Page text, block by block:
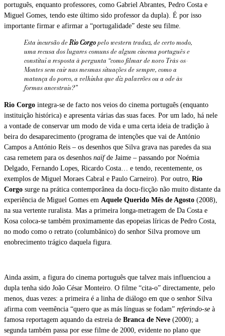
português, enquanto professores, como Gabriel Abrantes, Pedro Costa e
Miguel Gomes, tendo este último sido professor da dupla). É por isso
importante firmar e afirmar a “portugalidade” deste seu filme.
Esta incursão deRio Corgopelowesterntraduz, de certo modo,
uma recusa dos lugares-comuns de algum cinema português e
constitui a resposta à pergunta “como filmar de novo Trás-os-
Montes sem cair nas mesmas situações de sempre, como a
matança do porco, a velhinha que diz palavrões ou a ode às
formas ancestrais?”
Rio Corgo integra-se de facto nos veios do cinema português (enquanto
instituição histórica) e apresenta várias das suas faces. Por um lado, há nele
a vontade de conservar um modo de vida e uma certa ideia de tradição à
beira do desaparecimento (programa de intenções que vai de António
Campos a António Reis – os desenhos que Silva grava nas paredes da sua
casa remetem para os desenhos naïfde Jaime – passando por Noémia
Delgado, Fernando Lopes, Ricardo Costa… e tendo, recentemente, os
exemplos de Miguel Moraes Cabral e Paulo Carneiro). Por outro, Rio
Corgo surge na prática contemporânea da docu-ficção não muito distante da
experiência de Miguel Gomes em Aquele Querido Mês de Agosto (2008),
na sua vertente ruralista. Mas a primeira longa-metragem de Da Costa e
Kosa coloca-se também proximamente das epopeias líricas de Pedro Costa,
no modo como o retrato (columbânico) do senhor Silva promove um
enobrecimento trágico daquela figura.
Ainda assim, a figura do cinema português que talvez mais influenciou a
dupla tenha sido João César Monteiro. O filme “cita-o” directamente, pelo
menos, duas vezes: a primeira é a linha de diálogo em que o senhor Silva
afirma com veemência “quero que as más línguas se fodam” referindo-se à
famosa reportagem aquando da estreia de Branca de Neve (2000); a
segunda também passa por esse filme de 2000, evidente no plano que